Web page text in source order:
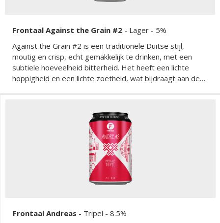
Frontaal Against the Grain #2 - Lager - 5%
Against the Grain #2 is een traditionele Duitse stijl,
moutig en crisp, echt gemakkelijk te drinken, met een
subtiele hoeveelheid bitterheid. Het heeft een lichte
hoppigheid en een lichte zoetheid, wat bijdraagt aan de
Frontaal Andreas - Tripel - 8.5%